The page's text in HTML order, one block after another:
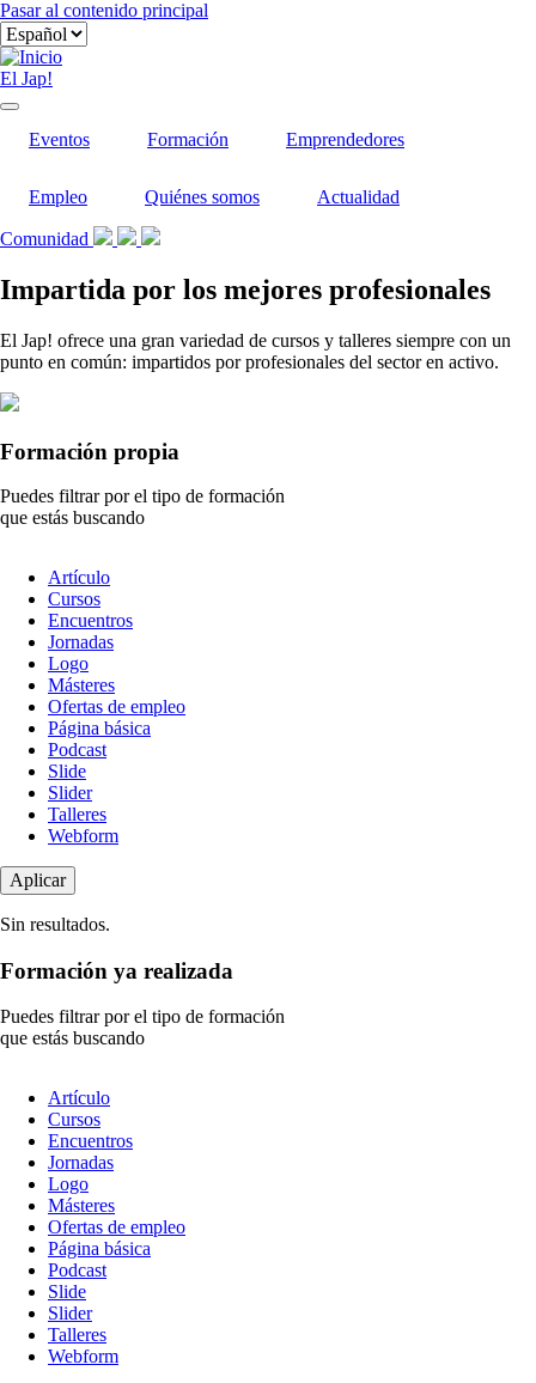
Pasar al contenido principal
El Jap!
Eventos Formación Emprendedores
Empleo Quiénes somos Actualidad
Comunidad
Impartida por los mejores profesionales
El Jap! ofrece una gran variedad de cursos y talleres siempre con un
punto en común: impartidos por profesionales del sector en activo.
Formación propia
Puedes filtrar por el tipo de formación
que estás buscando
contenido
Artículo
Cursos
Encuentros
Jornadas
Logo
Másteres
Ofertas de empleo
Página básica
Podcast
Slide
Slider
Talleres
Webform
Sin resultados.
Formación ya realizada
Puedes filtrar por el tipo de formación
que estás buscando
contenido
Artículo
Cursos
Encuentros
Jornadas
Logo
Másteres
Ofertas de empleo
Página básica
Podcast
Slide
Slider
Talleres
Webform